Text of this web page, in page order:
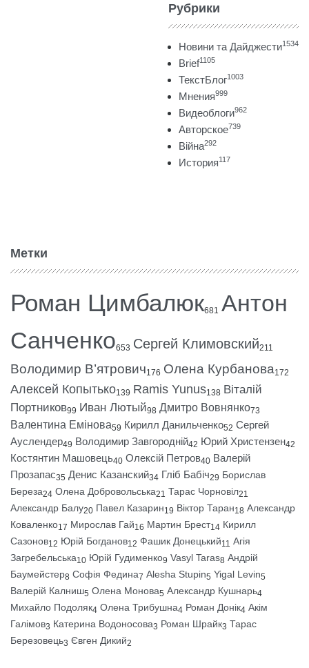
Рубрики
Новини та Дайджести1534
Brief1105
ТекстБлог1003
Мнения999
Видеоблоги962
Авторское739
Війна292
История117
Метки
Роман Цимбалюк681 Антон
Санченко653 Сергей Климовский211
Володимир В’ятрович176 Олена Курбанова172
Алексей Копытько139 Ramis Yunus138 Віталій
Портников99 Иван Лютый98 Дмитро Вовнянко73
Валентина Емінова59 Кирилл Данильченко52 Сергей
Ауслендер49 Володимир Завгородній42 Юрий Христензен42
Костянтин Машовець40 Олексій Петров40 Валерій
Прозапас35 Денис Казанский34 Гліб Бабіч29 Борислав
Береза24 Олена Добровольська21 Тарас Чорновіл21
Александр Балу20 Павел Казарин19 Віктор Таран18 Александр
Коваленко17 Мирослав Гай16 Мартин Брест14 Кирилл
Сазонов12 Юрій Богданов12 Фашик Донецький11 Агія
Загребельська10 Юрій Гудименко9 Vasyl Taras8 Андрій
Баумейстер8 Софія Федина7 Alesha Stupin5 Yigal Levin5
Валерій Калниш5 Олена Монова5 Александр Кушнарь4
Михайло Подоляк4 Олена Трибушна4 Роман Донік4 Акім
Галімов3 Катерина Водоносова3 Роман Шрайк3 Тарас
Березовець3 Євген Дикий2